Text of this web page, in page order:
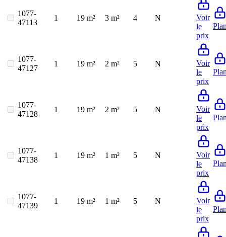
1077-
47113
1 19 m² 3 m² 4 N
Voir
le
prix
1077-
47127
1 19 m² 2 m² 5 N
Voir
le
prix
1077-
47128
1 19 m² 2 m² 5 N
Voir
le
prix
1077-
47138
1 19 m² 1 m² 5 N
Voir
le
prix
1077-
47139
1 19 m² 1 m² 5 N
Voir
le
prix